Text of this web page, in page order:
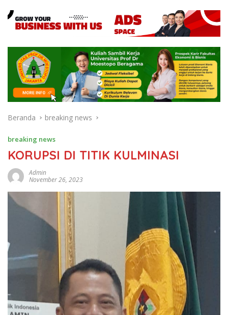
Beranda breaking news
breaking news
KORUPSI DI TITIK KULMINASI
Admin
November 26, 2023